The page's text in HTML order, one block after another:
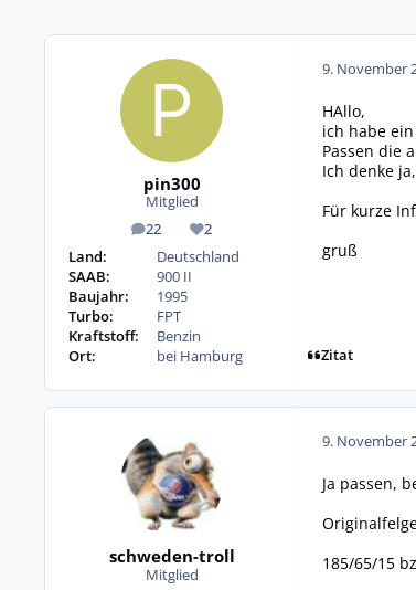
pin300
Mitglied
22
Beiträge 2
Reputation
Land:
Deutschland
SAAB:
900 II
Baujahr:
1995
Turbo:
FPT
Kraftstoff:
Benzin
Ort:
bei Hamburg
9. November
HAllo,
ich habe
Passen die
Ich denke
Für kurze
gruß
Zitat
schweden-troll
Mitglied
9. November
Ja passen,
185/65/15